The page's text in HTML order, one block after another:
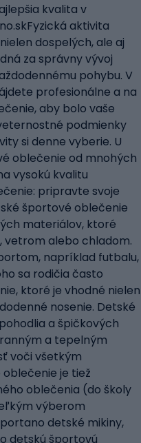
kvalita v
aktivita
dospelých, ale aj
za správny vývoj
pohybu. V
profesionálne a na
aby bolo vaše
podmienky
si denne vyberie. U
oblečenie od mnohých
vysokú kvalitu
pripravte svoje
športové oblečenie
materiálov, ktoré
vetrom alebo chladom.
napríklad futbalu,
sa rodičia často
ktoré je vhodné nielen
nosenie. Detské
a špičkových
a tepelným
voči všetkým
je tiež
oblečenia (do školy
výberom
detské mikiny,
detskú športovú